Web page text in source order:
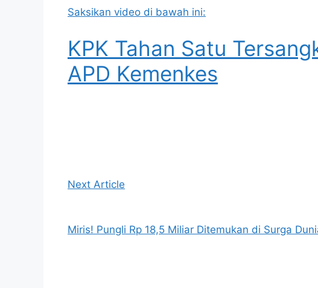
Saksikan video di bawah ini:
KPK Tahan Satu
APD Kemenkes
Next Article
Miris! Pungli Rp 18,5 Miliar Ditemukan di Surga